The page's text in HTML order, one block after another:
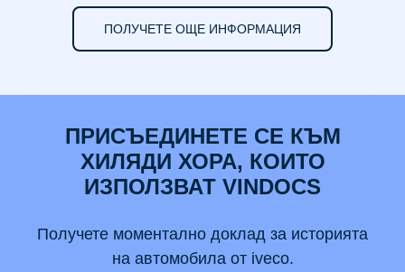
ПОЛУЧЕТЕ ОЩЕ ИНФОРМАЦИЯ
ПРИСЪЕДИНЕТЕ СЕ КЪМ
ХИЛЯДИ ХОРА, КОИТО
ИЗПОЛЗВАТ VINDOCS
Получете моментално доклад за историята
на автомобила от iveco.